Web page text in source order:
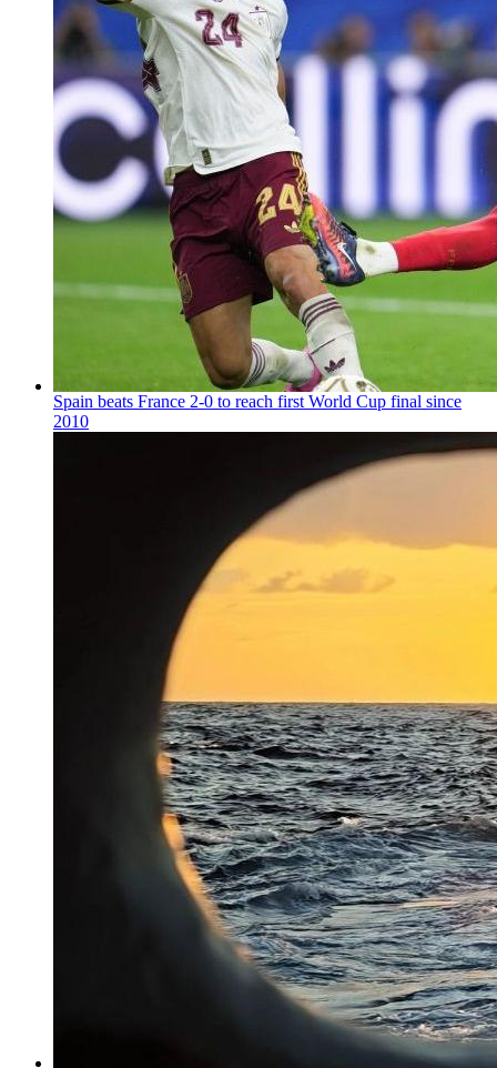
Spain beats France 2-0 to reach first World Cup final since
2010